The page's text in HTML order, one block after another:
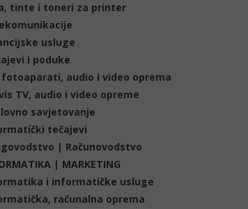
tinte i toneri za printer
usluge
i poduke
fotoaparati, audio i video oprema
TV, audio i video opreme
savjetovanje
tečajevi
| Računovodstvo
| MARKETING
i informatičke usluge
računalna oprema